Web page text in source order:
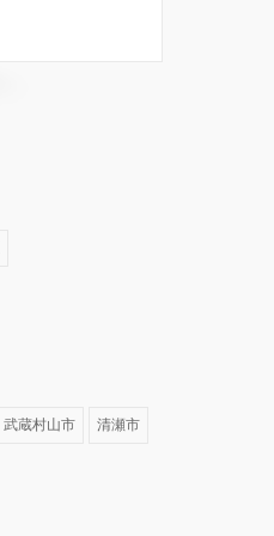
武蔵村山市 清瀬市